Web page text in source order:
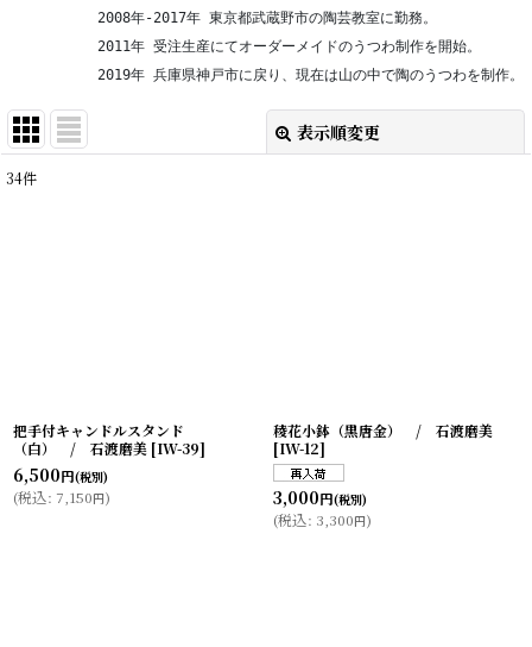
2008年-2017年 東京都武蔵野市の陶芸教室に勤務。
2011年 受注生産にてオーダーメイドのうつわ制作を開始。
2019年 兵庫県神戸市に戻り、現在は山の中で陶のうつわを制作。
表示順変更
34件
把手付キャンドルスタンド
（白） / 石渡磨美 [IW-39]
6,500円(税別)
(税込: 7,150円)
稜花小鉢（黒唐金） / 石渡磨美
[IW-12]
3,000円(税別)
(税込: 3,300円)